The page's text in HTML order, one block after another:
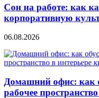
Сон на работе: как
корпоративную
06.08.2026
Домашний офис: как
рабочее